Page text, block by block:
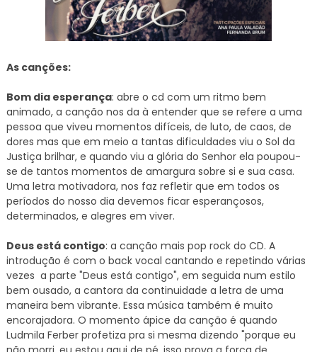
As canções:
Bom dia esperança: abre o cd com um ritmo bem
animado, a canção nos da à entender que se refere a uma
pessoa que viveu momentos difíceis, de luto, de caos, de
dores mas que em meio a tantas dificuldades viu o Sol da
Justiça brilhar, e quando viu a glória do Senhor ela poupou-
se de tantos momentos de amargura sobre si e sua casa.
Uma letra motivadora, nos faz refletir que em todos os
períodos do nosso dia devemos ficar esperançosos,
determinados, e alegres em viver.
Deus está contigo: a canção mais pop rock do CD. A
introdução é com o back vocal cantando e repetindo várias
vezes a parte "Deus está contigo", em seguida num estilo
bem ousado, a cantora da continuidade a letra de uma
maneira bem vibrante. Essa música também é muito
encorajadora. O momento ápice da canção é quando
Ludmila Ferber profetiza pra si mesma dizendo "porque eu